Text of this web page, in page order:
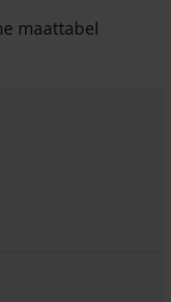
maattabel